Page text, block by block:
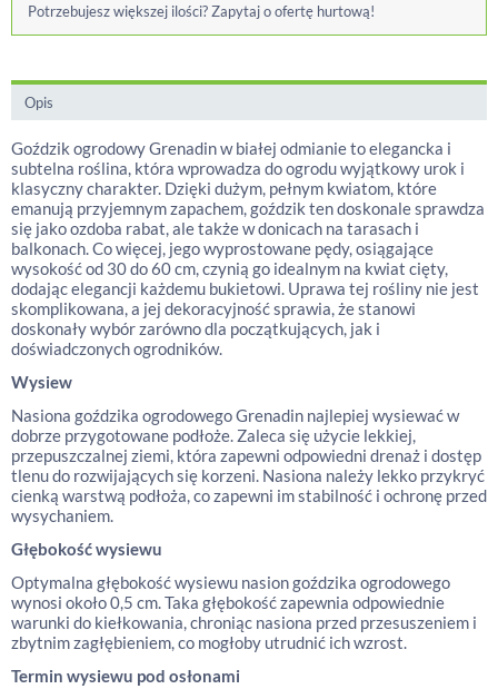
Potrzebujesz większej ilości? Zapytaj o ofertę hurtową!
Opis
Goździk ogrodowy Grenadin w białej odmianie to elegancka i
subtelna roślina, która wprowadza do ogrodu wyjątkowy urok i
klasyczny charakter. Dzięki dużym, pełnym kwiatom, które
emanują przyjemnym zapachem, goździk ten doskonale sprawdza
się jako ozdoba rabat, ale także w donicach na tarasach i
balkonach. Co więcej, jego wyprostowane pędy, osiągające
wysokość od 30 do 60 cm, czynią go idealnym na kwiat cięty,
dodając elegancji każdemu bukietowi. Uprawa tej rośliny nie jest
skomplikowana, a jej dekoracyjność sprawia, że stanowi
doskonały wybór zarówno dla początkujących, jak i
doświadczonych ogrodników.
Wysiew
Nasiona goździka ogrodowego Grenadin najlepiej wysiewać w
dobrze przygotowane podłoże. Zaleca się użycie lekkiej,
przepuszczalnej ziemi, która zapewni odpowiedni drenaż i dostęp
tlenu do rozwijających się korzeni. Nasiona należy lekko przykryć
cienką warstwą podłoża, co zapewni im stabilność i ochronę przed
wysychaniem.
Głębokość wysiewu
Optymalna głębokość wysiewu nasion goździka ogrodowego
wynosi około 0,5 cm. Taka głębokość zapewnia odpowiednie
warunki do kiełkowania, chroniąc nasiona przed przesuszeniem i
zbytnim zagłębieniem, co mogłoby utrudnić ich wzrost.
Termin wysiewu pod osłonami